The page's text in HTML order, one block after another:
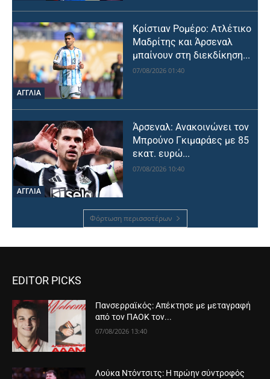
ΑΓΓΛΙΑ
Κρίστιαν Ρομέρο: Ατλέτικο
Μαδρίτης και Άρσεναλ
μπαίνουν στη διεκδίκηση...
07/08/2026 01:40
ΑΓΓΛΙΑ
Άρσεναλ: Ανακοινώνει τον
Μπρούνο Γκιμαράες με 85
εκατ. ευρώ...
07/08/2026 10:40
Φόρτωση περισσοτέρων
EDITOR PICKS
Πανσερραϊκός: Απέκτησε με μεταγραφή
από τον ΠΑΟΚ τον...
07/08/2026 13:40
Λούκα Ντόντσιτς: Η πρώην σύντροφός